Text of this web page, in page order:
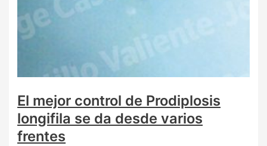
El mejor control de Prodiplosis
longifila se da desde varios
frentes